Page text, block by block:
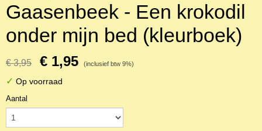
Gaasenbeek - Een krokodil
onder mijn bed (kleurboek)
€ 3,95 € 1,95 (inclusief btw 9%)
✓ Op voorraad
Aantal